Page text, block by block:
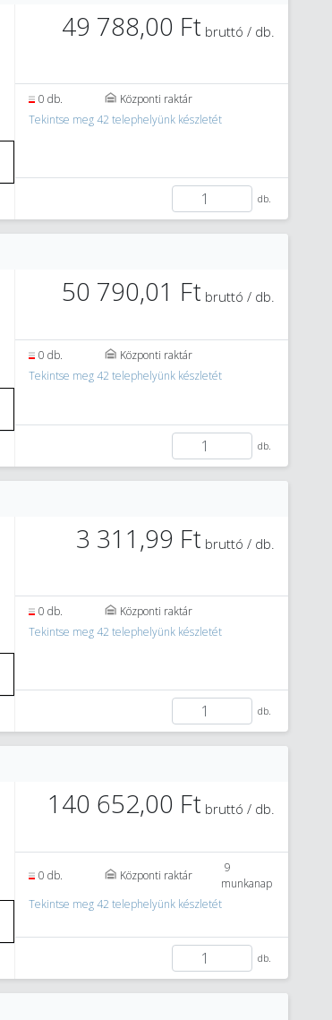
49 788,00 Ft bruttó / db.
0 db.
Központi raktár
Tekintse meg 42 telephelyünk készletét
db.
50 790,01 Ft bruttó / db.
0 db.
Központi raktár
Tekintse meg 42 telephelyünk készletét
db.
3 311,99 Ft bruttó / db.
0 db.
Központi raktár
Tekintse meg 42 telephelyünk készletét
db.
140 652,00 Ft bruttó / db.
0 db. Központi raktár
9
munkanap
Tekintse meg 42 telephelyünk készletét
db.